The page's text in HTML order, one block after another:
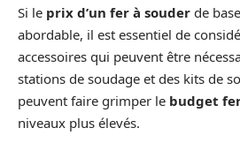
Si le prix d’un fer à souder de
abordable, il est essentiel de
accessoires qui peuvent être
stations de soudage et des kits de
peuvent faire grimper le budget
niveaux plus élevés.